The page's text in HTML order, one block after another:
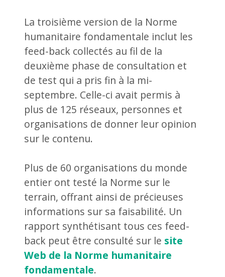
La troisième version de la Norme
humanitaire fondamentale inclut les
feed-back collectés au fil de la
deuxième phase de consultation et
de test qui a pris fin à la mi-
septembre. Celle-ci avait permis à
plus de 125 réseaux, personnes et
organisations de donner leur opinion
sur le contenu.
Plus de 60 organisations du monde
entier ont testé la Norme sur le
terrain, offrant ainsi de précieuses
informations sur sa faisabilité. Un
rapport synthétisant tous ces feed-
back peut être consulté sur le site
Web de la Norme humanitaire
fondamentale.